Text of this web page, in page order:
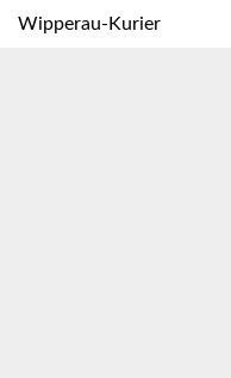
Wipperau-Kurier